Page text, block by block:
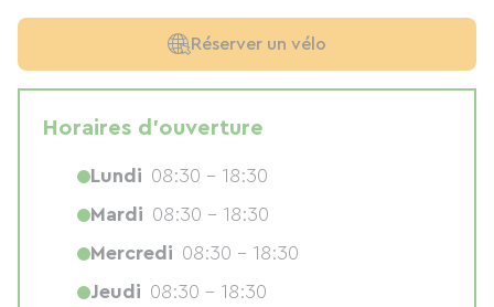
Réserver un vélo
Horaires d'ouverture
Lundi 08:30 - 18:30
Mardi 08:30 - 18:30
Mercredi 08:30 - 18:30
Jeudi 08:30 - 18:30